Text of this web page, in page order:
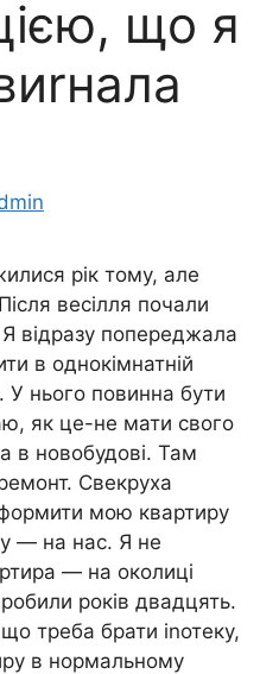
що я
рік тому, але
весілля почали
відразу попереджала
в однокімнатній
У нього повинна бути
як це-не мати свого
в новобудові. Там
Свекруха
мою квартиру
— на нас. Я не
— на околиці
років двадцять.
треба брати іnотеку,
в нормальному